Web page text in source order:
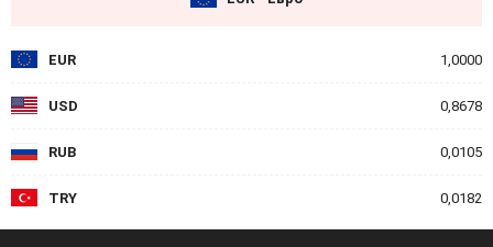
EUR 1,0000
USD 0,8678
RUB 0,0105
TRY 0,0182